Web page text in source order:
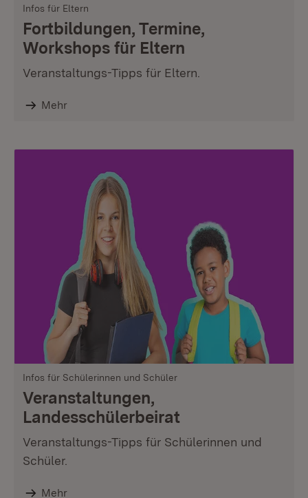
Infos für Eltern
Fortbildungen, Termine,
Workshops für Eltern
Veranstaltungs-Tipps für Eltern.
Mehr
Infos für Schülerinnen und Schüler
Veranstaltungen,
Landesschülerbeirat
Veranstaltungs-Tipps für Schülerinnen und
Schüler.
Mehr